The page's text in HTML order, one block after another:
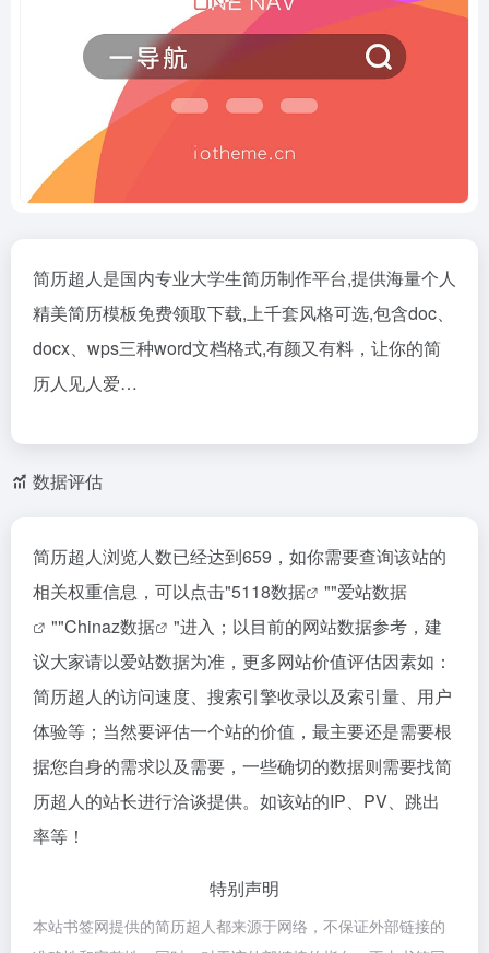
简历超人是国内专业大学生简历制作平台,提供海量个人
精美简历模板免费领取下载,上千套风格可选,包含doc、
docx、wps三种word文档格式,有颜又有料，让你的简
历人见人爱…
数据评估
简历超人浏览人数已经达到659，如你需要查询该站的
相关权重信息，可以点击"5118数据 ""爱站数据
""Chinaz数据
"进入；以目前的网站数据参考，建
议大家请以爱站数据为准，更多网站价值评估因素如：
简历超人的访问速度、搜索引擎收录以及索引量、用户
体验等；当然要评估一个站的价值，最主要还是需要根
据您自身的需求以及需要，一些确切的数据则需要找简
历超人的站长进行洽谈提供。如该站的IP、PV、跳出
率等！
特别声明
本站书签网提供的简历超人都来源于网络，不保证外部链接的